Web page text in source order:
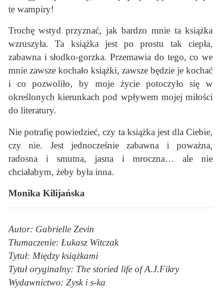
te wampiry!
Trochę wstyd przyznać, jak bardzo mnie ta książka
wzruszyła. Ta książka jest po prostu tak ciepła,
zabawna i słodko-gorzka. Przemawia do tego, co we
mnie zawsze kochało książki, zawsze będzie je kochać
i co pozwoliło, by moje życie potoczyło się w
określonych kierunkach pod wpływem mojej miłości
do literatury.
Nie potrafię powiedzieć, czy ta książka jest dla Ciebie,
czy nie. Jest jednocześnie zabawna i poważna,
radosna i smutna, jasna i mroczna… ale nie
chciałabym, żeby była inna.
Monika Kilijańska
Autor: Gabrielle Zevin
Tłumaczenie: Łukasz Witczak
Tytuł: Między książkami
Tytuł oryginalny: The storied life of A.J.Fikry
Wydawnictwo: Zysk i s-ka